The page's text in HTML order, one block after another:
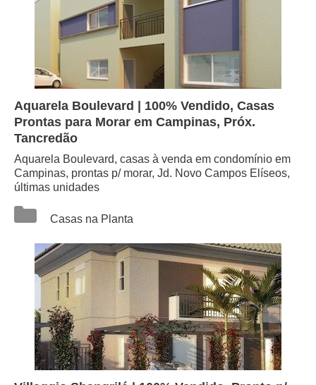
Aquarela Boulevard | 100% Vendido, Casas
Prontas para Morar em Campinas, Próx.
Tancredão
Aquarela Boulevard, casas à venda em condomínio em
Campinas, prontas p/ morar, Jd. Novo Campos Elíseos,
últimas unidades
Casas na Planta